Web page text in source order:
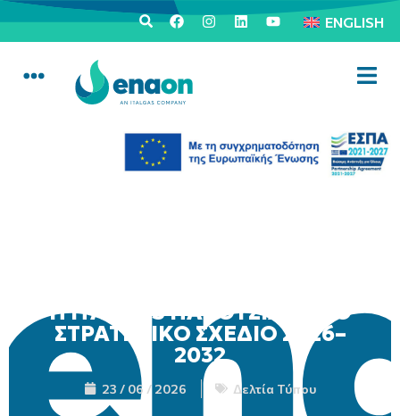
ENGLISH
Η ITALGAS ΠΑΡΟΥΣΙΑΖΕΙ ΤΟ
ΣΤΡΑΤΗΓΙΚΟ ΣΧΕΔΙΟ 2026–
2032
23 / 06 / 2026 Δελτία Τύπου